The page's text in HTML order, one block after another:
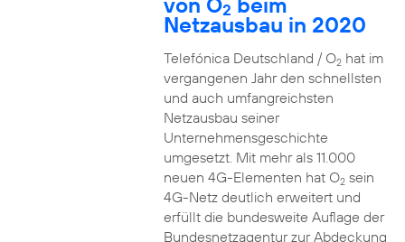
2
Netzausbau in 2020
Telefónica Deutschland / O2hat im
vergangenen Jahr den schnellsten
und auch umfangreichsten
Netzausbau seiner
Unternehmensgeschichte
umgesetzt. Mit mehr als 11.000
neuen 4G-Elementen hat O2sein
4G-Netz deutlich erweitert und
erfüllt die bundesweite Auflage der
Bundesnetzagentur zur Abdeckung